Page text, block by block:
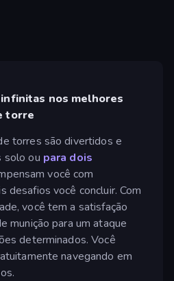
nos melhores
torre
torres são divertidos e
solo ou para dois
você com
desafios você concluir. Com
você tem a satisfação
munição para um ataque
determinados. Você
navegando em